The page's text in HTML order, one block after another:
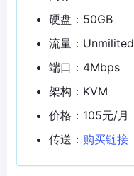
硬盘：50GB
流量：Unmilited
端口：4Mbps
架构：KVM
价格：105元/月
传送： 购买链接